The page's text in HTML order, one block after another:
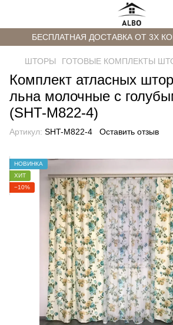
БЕСПЛАТНАЯ ДОСТАВКА ОТ 3Х
ШТОРЫ ГОТОВЫЕ КОМПЛЕКТЫ
Комплект атласных
льна молочные с
(SHT-M822-4)
Артикул: SHT-M822-4 Оставить отзыв
НОВИНКА
ХИТ
−10%